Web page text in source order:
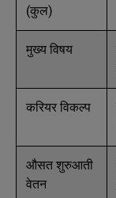
(कुल)
मुख्य विषय
करियर विकल्प
औसत शुरुआती
वेतन